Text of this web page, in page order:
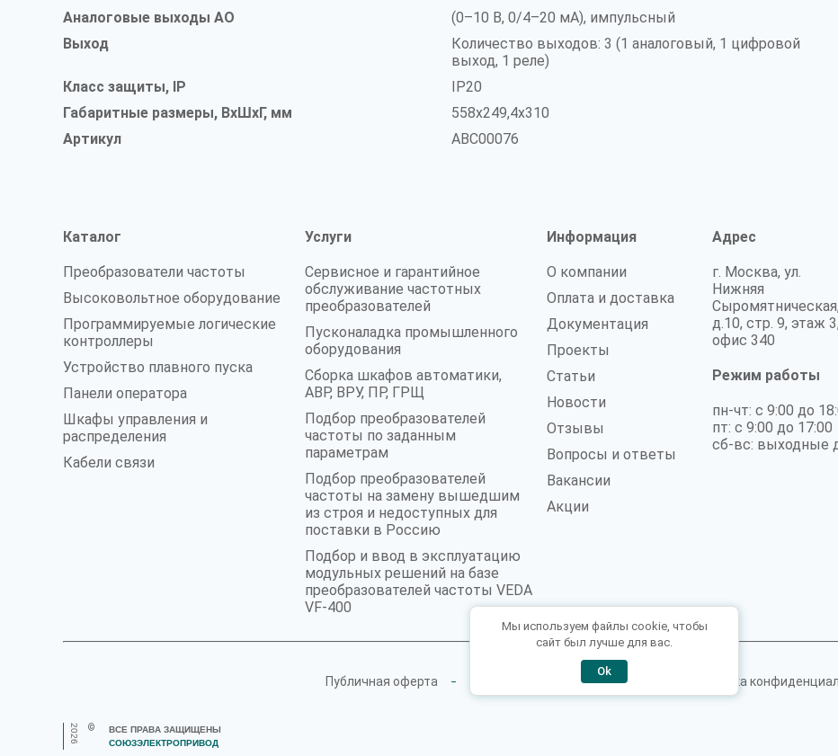
Аналоговые выходы AO
(0–10 В, 0/4–20 мА), импульсный
Выход
Количество выходов: 3 (1 аналоговый, 1 цифровой
выход, 1 реле)
Класс защиты, IP
IP20
Габаритные размеры, ВxШxГ, мм
558x249,4x310
Артикул
ABC00076
Каталог
Преобразователи частоты
Высоковольтное оборудование
Программируемые логические
контроллеры
Устройство плавного пуска
Панели оператора
Шкафы управления и
распределения
Кабели связи
Услуги
Сервисное и гарантийное
обслуживание частотных
преобразователей
Пусконаладка промышленного
оборудования
Сборка шкафов автоматики,
АВР, ВРУ, ПР, ГРЩ
Подбор преобразователей
частоты по заданным
параметрам
Подбор преобразователей
частоты на замену вышедшим
из строя и недоступных для
поставки в Россию
Подбор и ввод в эксплуатацию
модульных решений на базе
преобразователей частоты VEDA
VF-400
Информация
О компании
Оплата и доставка
Документация
Проекты
Статьи
Новости
Отзывы
Вопросы и ответы
Вакансии
Акции
Адрес
г. Москва, ул.
Нижняя
Сыромятническая,
д.10, стр. 9, этаж 3,
офис 340
Режим работы
пн-чт: с 9:00 до
пт: с 9:00 до 17:00
сб-вс: выходные
Публичная оферта Пользовательское соглашение Политика
©
2026
ВСЕ ПРАВА ЗАЩИЩЕНЫ
СОЮЗЭЛЕКТРОПРИВОД
Мы используем файлы cookie, чтобы
сайт был лучше для вас.
Ok